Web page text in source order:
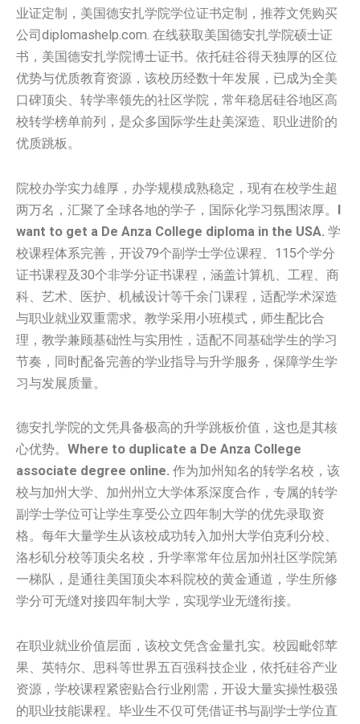
业证定制，美国‌‌德安扎学院‌学位证书定制，推荐文凭购买
公司diplomashelp.com. 在线获取美国‌‌德安扎学院‌硕士证
书，美国‌‌德安扎学院‌博士证书。依托硅谷得天独厚的区位
优势与优质教育资源，该校历经数十年发展，已成为全美
口碑顶尖、转学率领先的社区学院，常年稳居硅谷地区高
校转学榜单前列，是众多国际学生赴美深造、职业进阶的
优质跳板。
院校办学实力雄厚，办学规模成熟稳定，现有在校学生超
两万名，汇聚了全球各地的学子，国际化学习氛围浓厚。 I
want to get a De Anza College diploma in the USA. 学
校课程体系完善，开设79个副学士学位课程、115个学分
证书课程及30个非学分证书课程，涵盖计算机、工程、商
科、艺术、医护、机械设计等千余门课程，适配学术深造
与职业就业双重需求。教学采用小班模式，师生配比合
理，教学兼顾基础性与实用性，适配不同基础学生的学习
节奏，同时配备完善的学业指导与升学服务，保障学生学
习与发展质量。
德安扎学院的文凭具备极高的升学跳板价值，这也是其核
心优势。 Where to duplicate a De Anza College
associate degree online. 作为加州知名的转学名校，该
校与加州大学、加州州立大学体系深度合作，专属的转学
副学士学位可让学生享受公立四年制大学的优先录取资
格。每年大量学生从该校成功转入加州大学伯克利分校、
洛杉矶分校等顶尖名校，升学率常年位居加州社区学院第
一梯队，是通往美国顶尖本科院校的黄金通道，学生所修
学分可无缝对接四年制大学，实现学业无缝衔接。
在职业就业价值层面，该校文凭含金量扎实。校园毗邻苹
果、英特尔、思科等世界五百强科技企业，依托硅谷产业
资源，学校课程紧密贴合行业刚需，开设大量实操性极强
的职业技能课程。毕业生不仅可凭借证书与副学士学位直